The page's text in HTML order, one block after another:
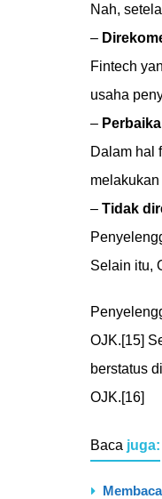
Nah,
–
Fintech
usaha
–
Dalam hal
– Tidak
Selain itu,
OJK.[15]
berstatus
OJK.[16]
Baca juga: